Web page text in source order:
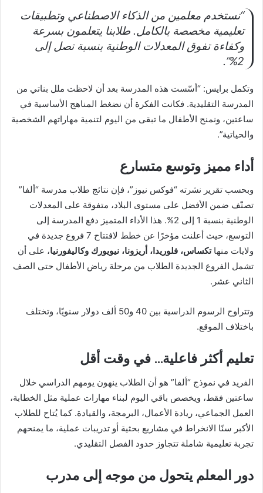
“نستخدم معلمين من الذكاء الاصطناعي وتطبيقات
تعليمية مخصصة بالكامل. طلابنا يتعلمون بسرعة
وكفاءة تفوق المعدلات الوطنية بنسبة تصل إلى
2%”.
وتكمل برايس: “أسّست هذه المدرسة بعد أن لاحظت ملل بناتي من
المدرسة التقليدية. فكانت الفكرة أن نضغط المناهج الأساسية في
ساعتين، ونمنح الأطفال ما تبقى من اليوم لتنمية مهاراتهم الشخصية
والحياتية”.
أداء مميز وتوسع متسارع
وبحسب تقرير نشرته “فوكس نيوز”، فإن نتائج طلاب مدرسة “ألفا”
تصنّف ضمن الأفضل على مستوى البلاد، متفوقة على المعدلات
الوطنية بنسبة 1 إلى 2%. هذا الأداء المتميز دفع المدرسة إلى
التوسع، حيث أعلنت مؤخرًا عن خطط لافتتاح 7 فروع جديدة في
ولايات منهاتكساس، فلوريدا، أريزونا، نيويورك وكاليفورنيا، على أن
تشمل الفروع الجديدة الطلاب من مرحلة رياض الأطفال حتى الصف
الثاني عشر.
وتتراوح الرسوم الدراسية بين 40 و50 ألف دولار سنويًا، وتختلف
باختلاف الموقع.
تعليم أكثر فاعلية… في وقت أقل
الفريد في نموذج “ألفا” هو أن الطلاب ينهون يومهم الدراسي خلال
ساعتين فقط، ويخصص باقي اليوم لبناء مهارات عملية مثل الخطابة،
العمل الجماعي، ريادة الأعمال، البرمجة، والقيادة. كما يُتاح للطلاب
الأكبر سنًا الانخراط في مشاريع بحثية أو تدريبات عملية، ما يمنحهم
تجربة تعليمية شاملة تتجاوز حدود الفصل التقليدي.
دور المعلم يتحول من موجه إلى مدرب